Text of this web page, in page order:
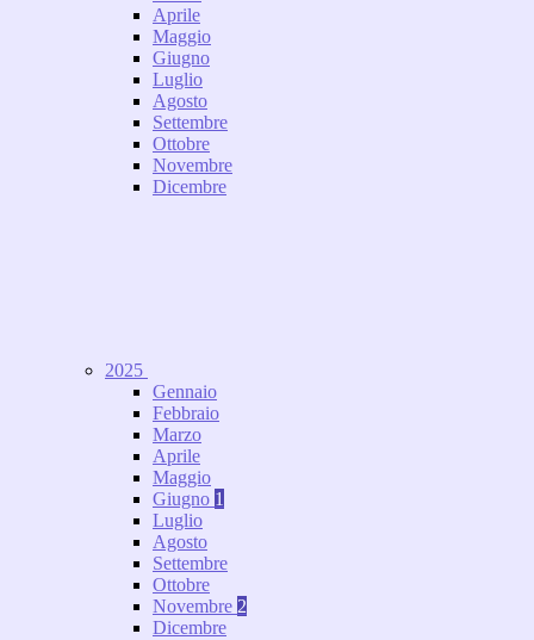
Aprile
Maggio
Giugno
Luglio
Agosto
Settembre
Ottobre
Novembre
Dicembre
2025
Gennaio
Febbraio
Marzo
Aprile
Maggio
Giugno 1
Luglio
Agosto
Settembre
Ottobre
Novembre 2
Dicembre